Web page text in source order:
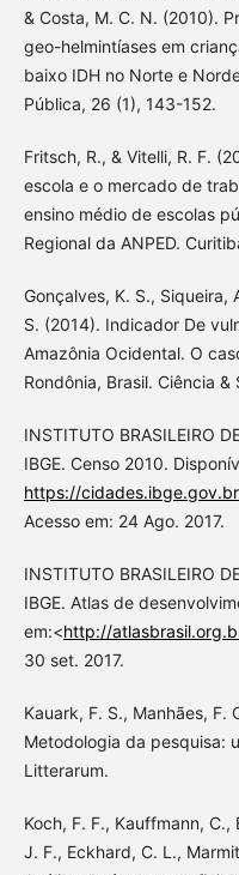
& Costa, M. C. N. (2010).
geo-helmintíases em
baixo IDH no Norte e
Pública, 26 (1), 143-152.
Fritsch, R., & Vitelli, R. F.
escola e o mercado de
ensino médio de escolas
Regional da ANPED.
Gonçalves, K. S., Siqueira,
S. (2014). Indicador De
Amazônia Ocidental. O
Rondônia, Brasil. Ciência
INSTITUTO BRASILEIRO
IBGE. Censo 2010.
https://
Acesso em: 24 Ago. 2017.
INSTITUTO BRASILEIRO
IBGE. Atlas de
em:<http://
30 set. 2017.
Kauark, F. S., Manhães, F.
Metodologia da pesquisa:
Litterarum.
Koch, F. F., Kauffmann,
J. F., Eckhard, C. L.,